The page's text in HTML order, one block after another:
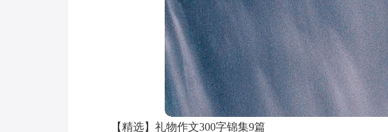
【精选】礼物作文300字锦集9篇